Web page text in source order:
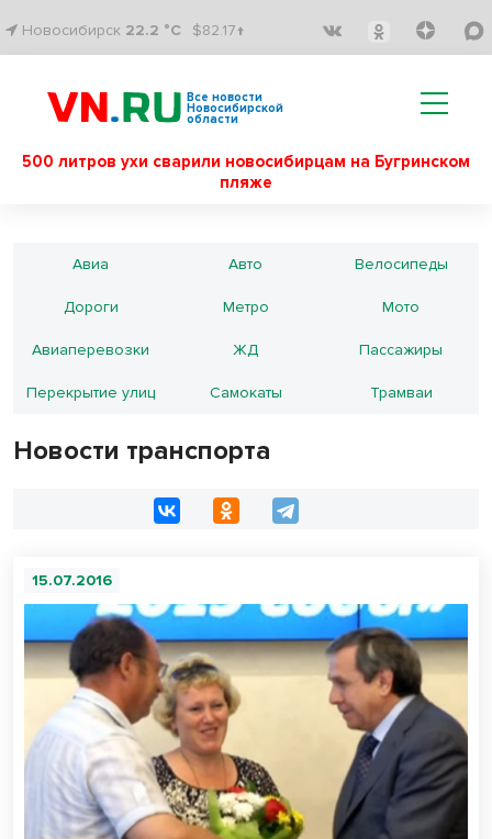
Новосибирск 22.2 °C $82.17↑
Все новости
Новосибирской
области
500 литров ухи сварили новосибирцам на Бугринском
пляже
Авиа Авто Велосипеды
Дороги Метро Мото
Авиаперевозки ЖД Пассажиры
Перекрытие улиц Самокаты Трамваи
Новости транспорта
15.07.2016